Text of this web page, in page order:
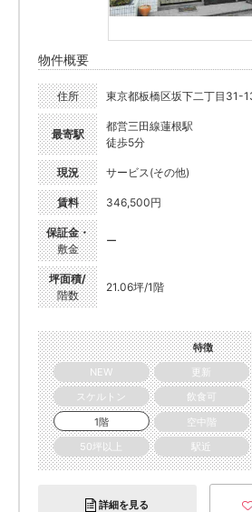
物件概要
住所 東京都板橋区坂下二丁目31-
最寄駅
都営三田線蓮根駅
徒歩5分
現況 サービス(その他)
賃料 346,500円
保証金・
敷金
ー
坪面積/
階数
21.06坪/1階
特徴
NEW
更新
スケルトン
飲食可
1階
空中階
50坪以上
駅近
詳細を見る